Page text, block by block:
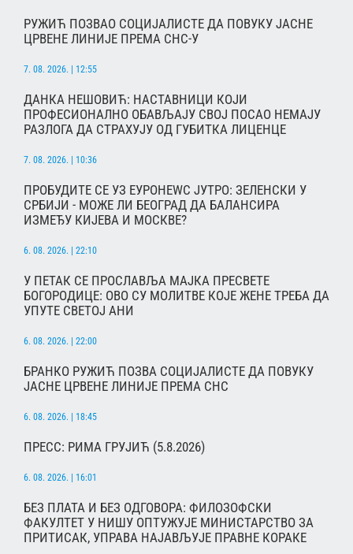
РУЖИЋ ПОЗВАО СОЦИЈАЛИСТЕ ДА ПОВУКУ ЈАСНЕ
ЦРВЕНЕ ЛИНИЈЕ ПРЕМА СНС-У
7. 08. 2026. | 12:55
ДАНКА НЕШОВИЋ: НАСТАВНИЦИ КОЈИ
ПРОФЕСИОНАЛНО ОБАВЉАЈУ СВОЈ ПОСАО НЕМАЈУ
РАЗЛОГА ДА СТРАХУЈУ ОД ГУБИТКА ЛИЦЕНЦЕ
7. 08. 2026. | 10:36
ПРОБУДИТЕ СЕ УЗ ЕУРОНЕWС ЈУТРО: ЗЕЛЕНСКИ У
СРБИЈИ - МОЖЕ ЛИ БЕОГРАД ДА БАЛАНСИРА
ИЗМЕЂУ КИЈЕВА И МОСКВЕ?
6. 08. 2026. | 22:10
У ПЕТАК СЕ ПРОСЛАВЉА МАЈКА ПРЕСВЕТЕ
БОГОРОДИЦЕ: ОВО СУ МОЛИТВЕ КОЈЕ ЖЕНЕ ТРЕБА ДА
УПУТЕ СВЕТОЈ АНИ
6. 08. 2026. | 22:00
БРАНКО РУЖИЋ ПОЗВА СОЦИЈАЛИСТЕ ДА ПОВУКУ
ЈАСНЕ ЦРВЕНЕ ЛИНИЈЕ ПРЕМА СНС
6. 08. 2026. | 18:45
ПРЕСС: РИМА ГРУЈИЋ (5.8.2026)
6. 08. 2026. | 16:01
БЕЗ ПЛАТА И БЕЗ ОДГОВОРА: ФИЛОЗОФСКИ
ФАКУЛТЕТ У НИШУ ОПТУЖУЈЕ МИНИСТАРСТВО ЗА
ПРИТИСАК, УПРАВА НАЈАВЉУЈЕ ПРАВНЕ КОРАКЕ